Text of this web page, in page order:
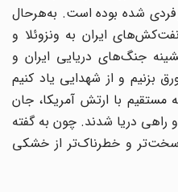
شده بوده است. به‌هرحال
ایران به ونزوئلا و
جنگ‌های دریایی ایران و
بزنیم و از شهدایی یاد کنیم
با ارتش آمریکا، جان
دریا شدند. چون به گفته
و خطرناک‌تر از خشکی